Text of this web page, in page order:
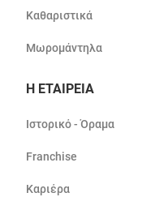
Καθαριστικά
Μωρομάντηλα
Η ΕΤΑΙΡΕΙΑ
Ιστορικό - Όραμα
Franchise
Καριέρα